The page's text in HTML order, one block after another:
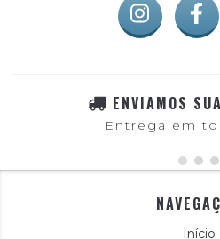
ENVIAMOS
Entrega em
Início